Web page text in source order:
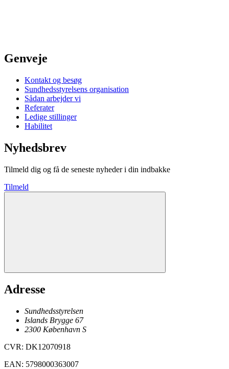
Genveje
Kontakt og besøg
Sundhedsstyrelsens organisation
Sådan arbejder vi
Referater
Ledige stillinger
Habilitet
Nyhedsbrev
Tilmeld dig og få de seneste nyheder i din indbakke
Tilmeld
Adresse
Sundhedsstyrelsen
Islands Brygge 67
2300 København S
CVR: DK12070918
EAN: 5798000363007